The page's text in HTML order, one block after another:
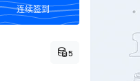
连续签到
5